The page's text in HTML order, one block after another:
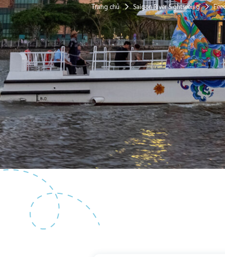
Trang chủ Saigon River Sightseeing